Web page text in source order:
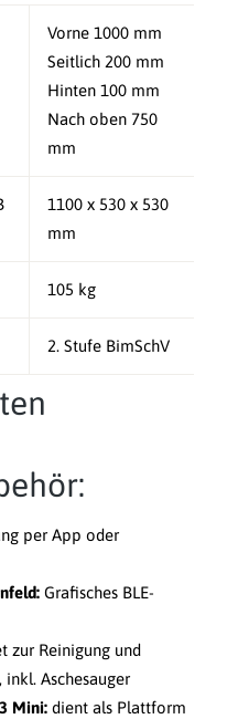
Vorne 1000 mm
Seitlich 200 mm
Hinten 100 mm
Nach oben 750
mm
1100 x 530 x 530
mm
105 kg
2. Stufe BimSchV
per App oder
Grafisches BLE-
zur Reinigung und
Aschesauger
Mini: dient als Plattform